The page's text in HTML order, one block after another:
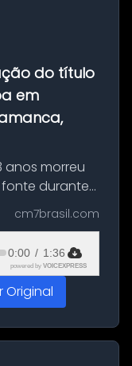
do título
em
anos morreu
durante
Copa do
em
Salamanca,
cm7brasil.com
0:00 / 1:36
powered by VOICEXPRESS
Original